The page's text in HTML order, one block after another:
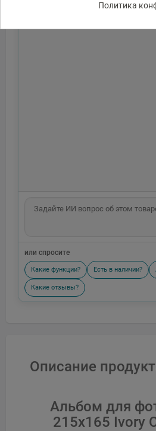
Политика
или спросите
Какие функции? Есть в наличии?
Какие отзывы?
Описание
Альбом для
215x165 Ivory